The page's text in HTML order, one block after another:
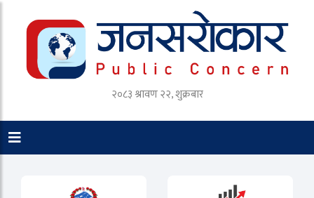
२०८३ श्रावण २२, शुक्रबार